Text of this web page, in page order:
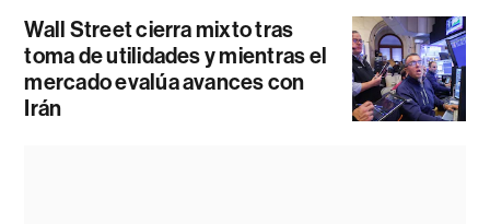
Wall Street cierra mixto tras
toma de utilidades y mientras el
mercado evalúa avances con
Irán